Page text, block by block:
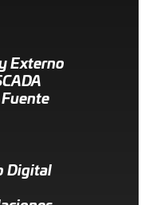
Externo
Digital